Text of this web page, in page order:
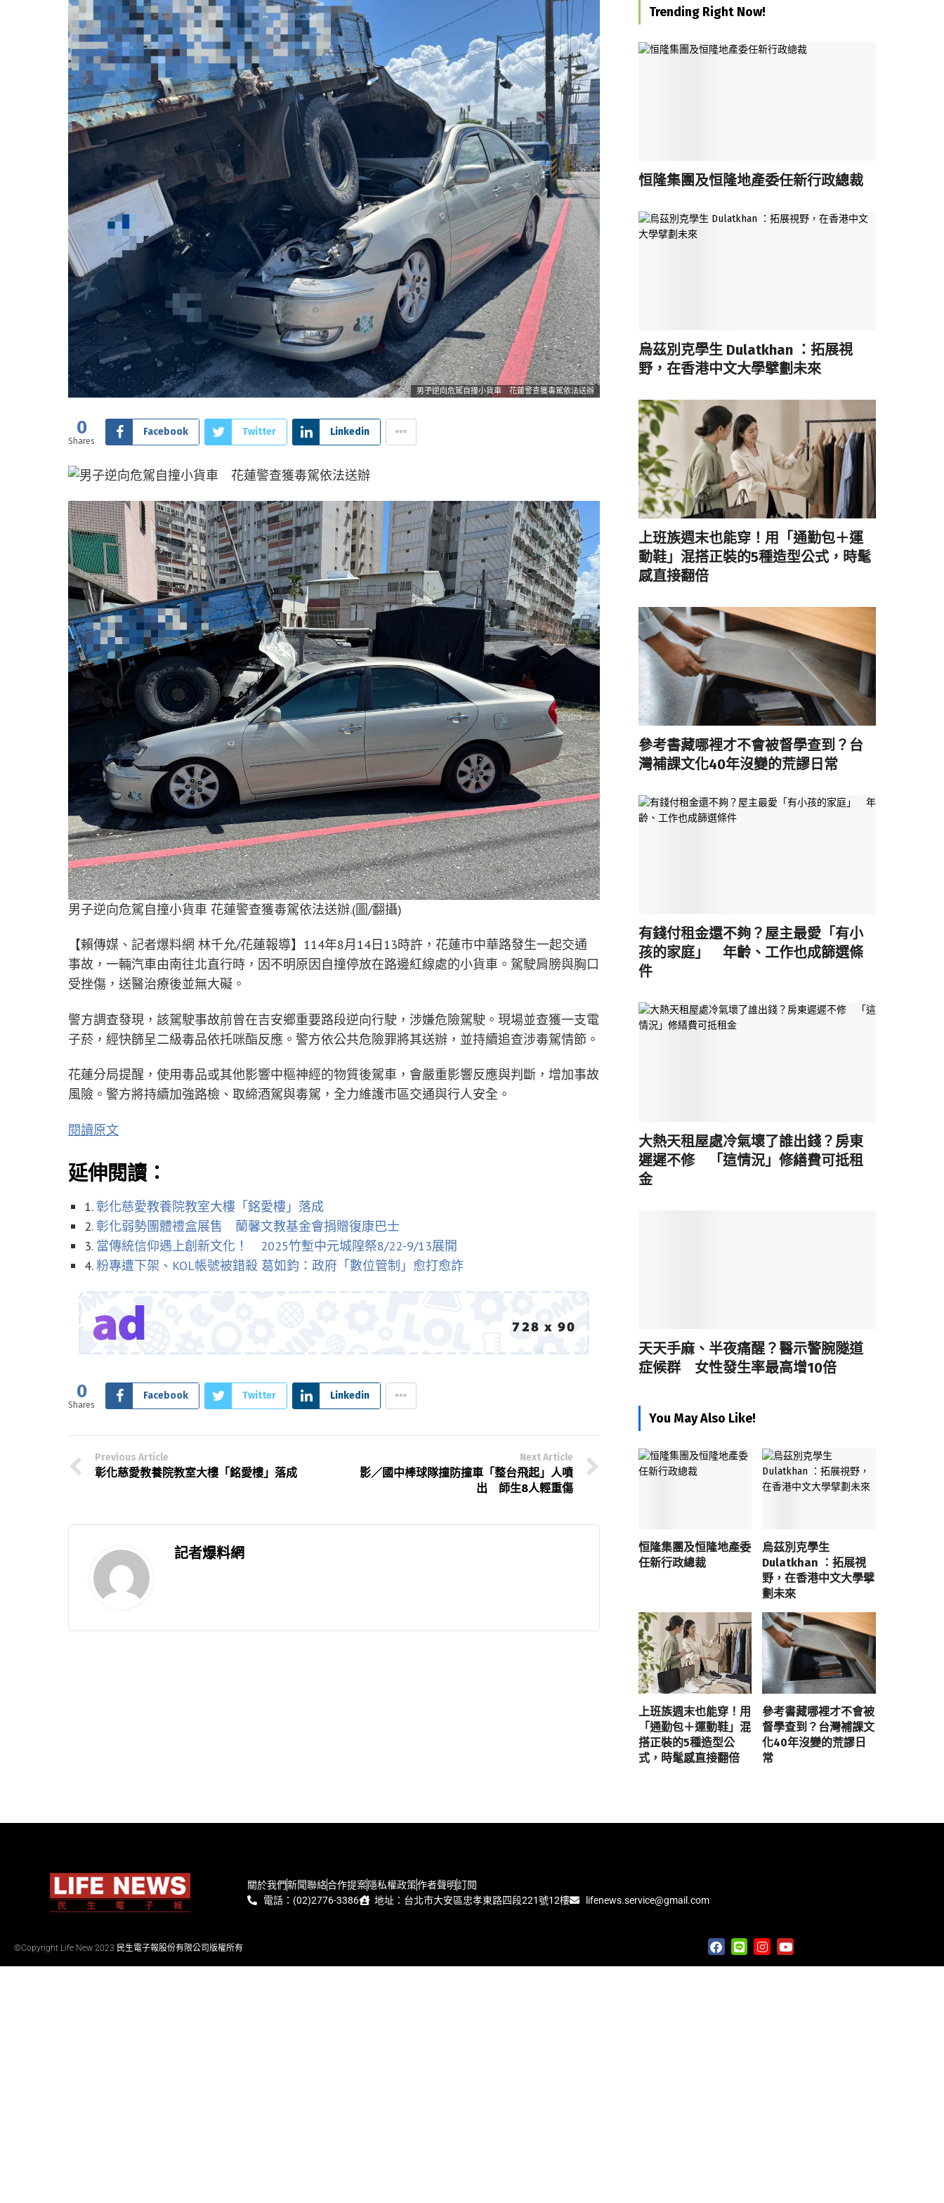
男子逆向危駕自撞小貨車 花蓮警查獲毒駕依法送辦
0
Shares
Facebook Twitter Linkedin
男子逆向危駕自撞小貨車 花蓮警查獲毒駕依法送辦.(圖/翻攝)
【賴傳媒、記者爆料網 林千允/花蓮報導】114年8月14日13時許，花蓮市中華路發生一起交通
事故，一輛汽車由南往北直行時，因不明原因自撞停放在路邊紅線處的小貨車。駕駛肩膀與胸口
受挫傷，送醫治療後並無大礙。
警方調查發現，該駕駛事故前曾在吉安鄉重要路段逆向行駛，涉嫌危險駕駛。現場並查獲一支電
子菸，經快篩呈二級毒品依托咪酯反應。警方依公共危險罪將其送辦，並持續追查涉毒駕情節。
花蓮分局提醒，使用毒品或其他影響中樞神經的物質後駕車，會嚴重影響反應與判斷，增加事故
風險。警方將持續加強路檢、取締酒駕與毒駕，全力維護市區交通與行人安全。
閱讀原文
延伸閱讀：
1.彰化慈愛教養院教室大樓「銘愛樓」落成
2.彰化弱勢團體禮盒展售 蘭馨文教基金會捐贈復康巴士
3. 當傳統信仰遇上創新文化！ 2025竹塹中元城隍祭8/22-9/13展開
4.粉專遭下架、KOL帳號被錯殺 葛如鈞：政府「數位管制」愈打愈詐
0
Shares
Facebook Twitter Linkedin
Previous Article
彰化慈愛教養院教室大樓「銘愛樓」落成
Next Article
影／國中棒球隊撞防撞車「整台飛起」人噴
出 師生8人輕重傷
記者爆料網
Trending Right Now!
恒隆集團及恒隆地產委任新行政總裁
烏茲別克學生 Dulatkhan ：拓展視
野，在香港中文大學擘劃未來
上班族週末也能穿！用「通勤包＋運
動鞋」混搭正裝的5種造型公式，時髦
感直接翻倍
參考書藏哪裡才不會被督學查到？台
灣補課文化40年沒變的荒謬日常
有錢付租金還不夠？屋主最愛「有小
孩的家庭」 年齡、工作也成篩選條
件
大熱天租屋處冷氣壞了誰出錢？房東
遲遲不修 「這情況」修繕費可抵租
金
天天手麻、半夜痛醒？醫示警腕隧道
症候群 女性發生率最高增10倍
You May Also Like!
恒隆集團及恒隆地產委
任新行政總裁
烏茲別克學生
Dulatkhan ：拓展視
野，在香港中文大學擘
劃未來
上班族週末也能穿！用
「通勤包＋運動鞋」混
搭正裝的5種造型公
式，時髦感直接翻倍
參考書藏哪裡才不會被
督學查到？台灣補課文
化40年沒變的荒謬日
常
關於我們新聞聯絡合作提案隱私權政策作者聲明訂閱
電話：(02)2776-3386
地址：台北市大安區忠孝東路四段221號12樓 lifenews.service@gmail.com
©Copyright Life New 2023 民生電子報股份有限公司版權所有